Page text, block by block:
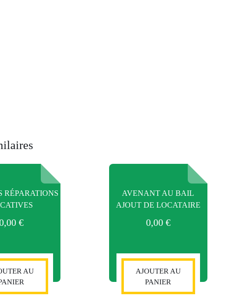
RÉPARATIONS
€
AU
AVENANT AU BAIL
AJOUT DE LOCATAIRE
0,00 €
AJOUTER AU
PANIER